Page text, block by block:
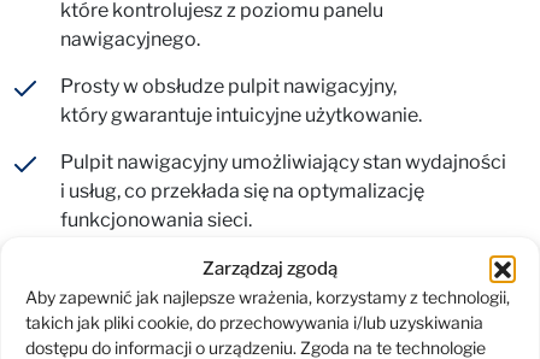
Zarządzaj zgodą
Aby zapewnić jak najlepsze wrażenia, korzystamy z technologii,
takich jak pliki cookie, do przechowywania i/lub uzyskiwania
dostępu do informacji o urządzeniu. Zgoda na te technologie
które kontrolujesz z poziomu panelu
nawigacyjnego.
Prosty w obsłudze pulpit nawigacyjny,
który gwarantuje intuicyjne użytkowanie.
Pulpit nawigacyjny umożliwiający stan wydajności
i usług, co przekłada się na optymalizację
funkcjonowania sieci.
Alerty dotyczące usług z wysokim priorytetem,
wykorzystujące technologię sztucznej inteligencji.
Testy syntetyczne, zapewniające automatyczne